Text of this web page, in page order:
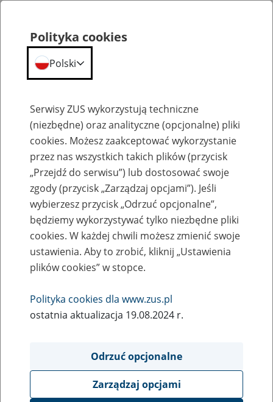
Komunikaty
Komunikat w sprawie planowanej
niedostępności stron EWD
24
czerwca
2014
Szanowni Klienci, użytkownicy programu Płatnik,
w związku z wymaganą rozbudową infrastruktury
informatycznej w Zakładzie Ubezpieczeń
Polityka cookies
Polski
Serwisy ZUS wykorzystują techniczne
(niezbędne) oraz analityczne (opcjonalne) pliki
cookies. Możesz zaakceptować wykorzystanie
przez nas wszystkich takich plików (przycisk
„Przejdź do serwisu”) lub dostosować swoje
zgody (przycisk „Zarządzaj opcjami”). Jeśli
wybierzesz przycisk „Odrzuć opcjonalne”,
będziemy wykorzystywać tylko niezbędne pliki
cookies. W każdej chwili możesz zmienić swoje
ustawienia. Aby to zrobić, kliknij „Ustawienia
plików cookies” w stopce.
Polityka cookies dla www.zus.pl
ostatnia aktualizacja 19.08.2024 r.
Odrzuć opcjonalne
Zarządzaj opcjami